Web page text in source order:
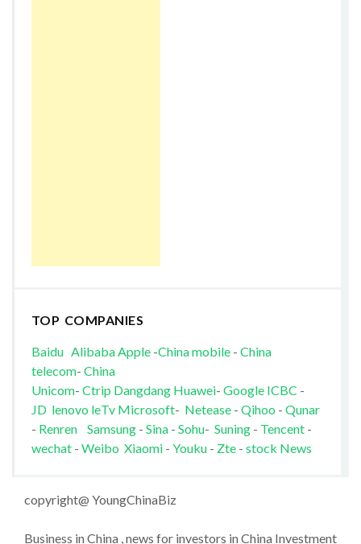
TOP COMPANIES
Baidu AlibabaApple-China mobile- China
telecom- China
Unicom- Ctrip Dangdang Huawei- Google ICBC -
JD lenovo leTv Microsoft- Netease- Qihoo - Qunar
- Renren Samsung- Sina- Sohu- Suning- Tencent-
wechat - Weibo Xiaomi- Youku - Zte- stock News
copyright@ YoungChinaBiz
Business in China , news for investors in China Investment